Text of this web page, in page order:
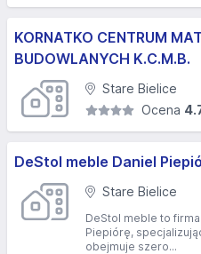
KORNATKO CENTRUM
BUDOWLANYCH K.C.M.B.
Stare Bielice
Ocena
DeStol meble Daniel
Stare Bielice
DeStol meble to
Piepiórę,
obejmuje szero...